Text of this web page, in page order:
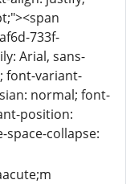
733f-
Arial, sans-
font-variant-
normal; font-
position:
space-collapse: